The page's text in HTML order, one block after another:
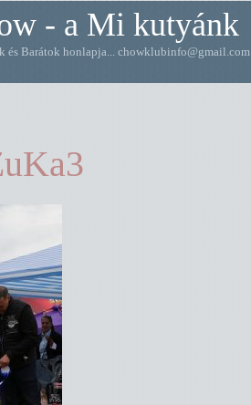
- a Mi kutyánk
és Barátok honlapja... chowklubinfo@gmail.com